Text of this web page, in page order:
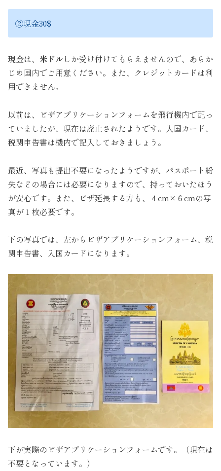
②現金30$
現金は、 米ドル しか受け付けてもらえませんので、あらか
じめ国内でご用意ください。また、クレジットカードは利
用できません。
以前は、ビザアプリケーションフォームを飛行機内で配っ
ていましたが、現在は廃止されたようです。入国カード、
税関申告書は機内で記入しておきましょう。
最近、写真も提出不要になったようですが、パスポート紛
失などの場合には必要になりますので、持っておいたほう
が安心です。また、ビザ延長する方も、４cm×６cmの写
真が１枚必要です。
下の写真では、左からビザアプリケーションフォーム、税
関申告書、入国カードになります。
下が実際のビザアプリケーションフォームです。（現在は
不要となっています。）